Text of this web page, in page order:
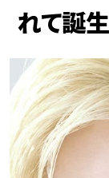
れて誕